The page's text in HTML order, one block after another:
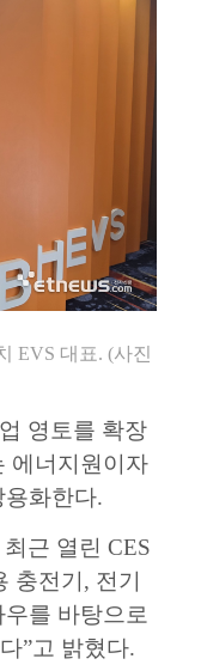
EVS 대표. (사진
영토를 확장
에너지원이자
화한다.
근 열린 CES
충전기, 전기
를 바탕으로
”고 밝혔다.